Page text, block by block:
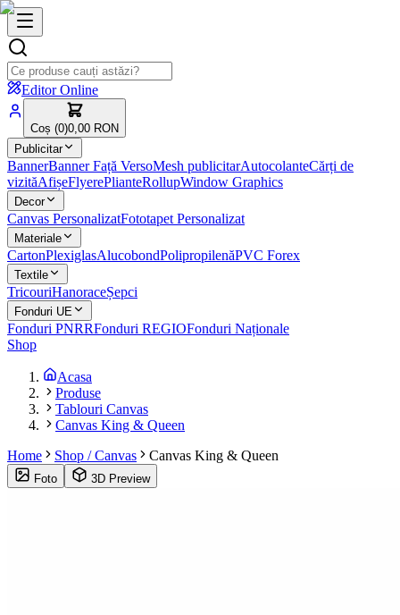
Editor Online
Coș (0)0,00 RON
Publicitar
BannerBanner Față VersoMesh publicitarAutocolanteCărți de
vizităAfișeFlyerePlianteRollupWindow Graphics
Decor
Canvas PersonalizatFototapet Personalizat
Materiale
CartonPlexiglasAlucobondPolipropilenăPVC Forex
Textile
TricouriHanoraceȘepci
Fonduri UE
Fonduri PNRRFonduri REGIOFonduri Naționale
Shop
Acasa
Produse
Tablouri Canvas
Canvas King & Queen
Home
Shop / Canvas Canvas King & Queen
Foto 3D Preview